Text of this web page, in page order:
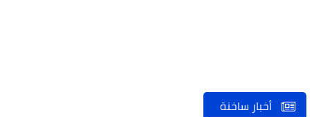
أخبار ساخنة